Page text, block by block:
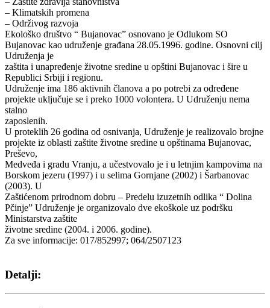
– Klimatskih promena
– Održivog razvoja
Ekološko društvo “ Bujanovac” osnovano je Odlukom SO
Bujanovac kao udruženje građana 28.05.1996. godine. Osnovni cilj
Udruženja je
zaštita i unapređenje životne sredine u opštini Bujanovac i šire u
Republici Srbiji i regionu.
Udruženje ima 186 aktivnih članova a po potrebi za određene
projekte uključuje se i preko 1000 volontera. U Udruženju nema
stalno
zaposlenih.
U proteklih 26 godina od osnivanja, Udruženje je realizovalo brojne
projekte iz oblasti zaštite životne sredine u opštinama Bujanovac,
Preševo,
Medveđa i gradu Vranju, a učestvovalo je i u letnjim kampovima na
Borskom jezeru (1997) i u selima Gornjane (2002) i Šarbanovac
(2003). U
Zaštićenom prirodnom dobru – Predelu izuzetnih odlika “ Dolina
Pčinje” Udruženje je organizovalo dve ekoškole uz podršku
Ministarstva zaštite
životne sredine (2004. i 2006. godine).
Za sve informacije: 017/852997; 064/2507123
Detalji: